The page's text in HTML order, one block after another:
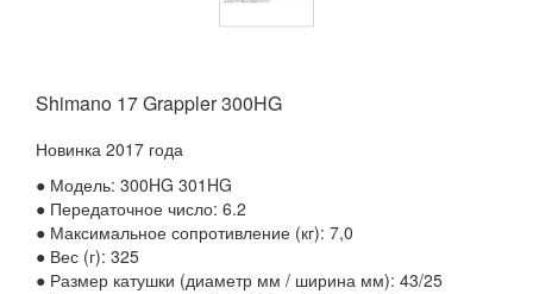
Shimano 17 Grappler 300HG
Новинка 2017 года
● Модель: 300HG 301HG
● Передаточное число: 6.2
● Максимальное сопротивление (кг): 7,0
● Вес (г): 325
● Размер катушки (диаметр мм / ширина мм): 43/25